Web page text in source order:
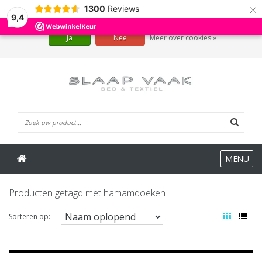
9,4
1300 Reviews ×
MENU
Producten getagd met hamamdoeken
Sorteren op:
Wij slaan cookies op om onze website te verbeteren. Is dat akkoord?
Ja Nee Meer over cookies »